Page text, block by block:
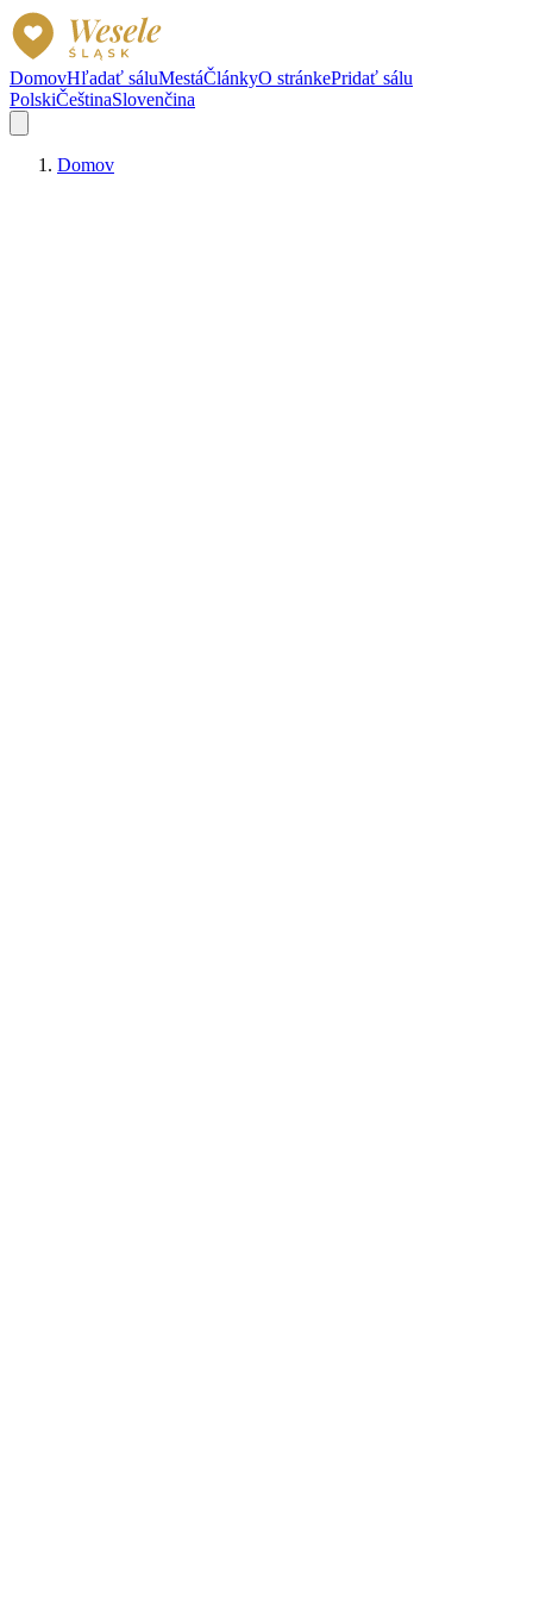
DomovHľadať sáluMestáČlánkyO stránkePridať sálu
PolskiČeštinaSlovenčina
Domov